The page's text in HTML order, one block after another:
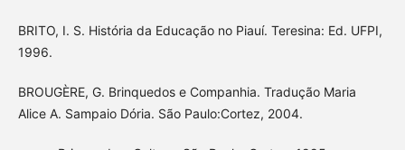
BRITO, I. S. História da Educação no Piauí. Teresina: Ed. UFPI,
1996.
BROUGÈRE, G. Brinquedos e Companhia. Tradução Maria
Alice A. Sampaio Dória. São Paulo:Cortez, 2004.